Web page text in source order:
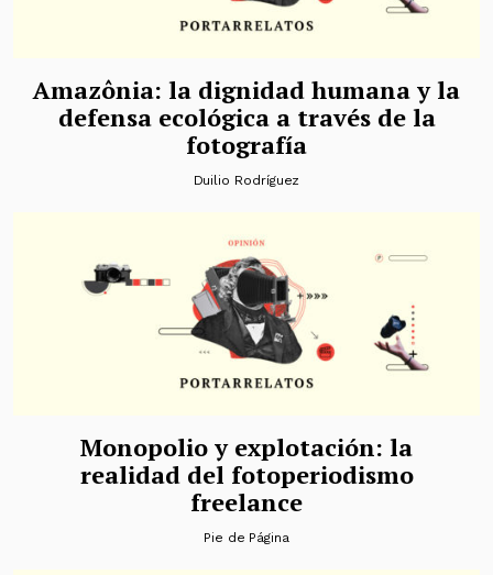
Amazônia: la dignidad humana y la
defensa ecológica a través de la
fotografía
Duilio Rodríguez
Monopolio y explotación: la
realidad del fotoperiodismo
freelance
Pie de Página